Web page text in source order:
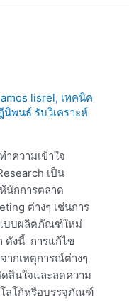
lisrel, เทคนิค
พนธ์ รับวิเคราะห์
ำความเข้าใจ
เป็น
นักการตลาด
ต่างๆ เช่นการ
แบบผลิตภัณฑ์ใหม่
ดังนี้ การแก้ไข
ากเหตุการณ์ต่างๆ
สินใจและลดความ
โลโก้หรือบรรจุภัณฑ์